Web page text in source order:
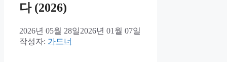
다 (2026)
2026년 05월 28일2026년 01월 07일
작성자: 가드너